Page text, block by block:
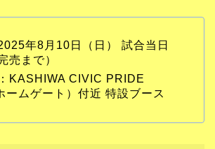
年8月10日（日） 試合当日
売まで）
KASHIWA CIVIC PRIDE
ームゲート）付近 特設ブース